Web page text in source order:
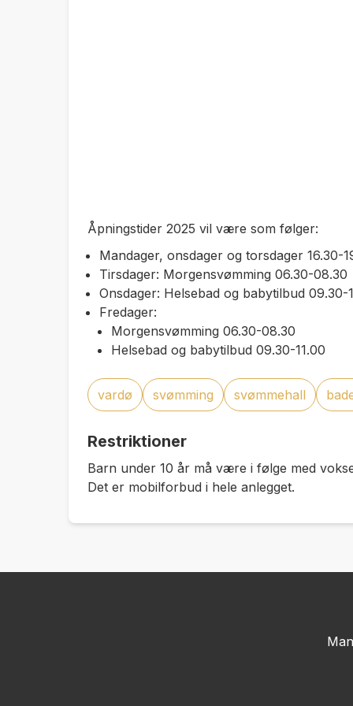
Åpningstider 2025 vil være som følger:
Mandager, onsdager og torsdager 16.30-
Tirsdager: Morgensvømming 06.30-08.30
Onsdager: Helsebad og babytilbud 09.30-
Fredager:
Morgensvømming 06.30-08.30
Helsebad og babytilbud 09.30-11.00
vardø svømming svømmehall
Restriktioner
Barn under 10 år må være i følge med
Det er mobilforbud i hele anlegget.